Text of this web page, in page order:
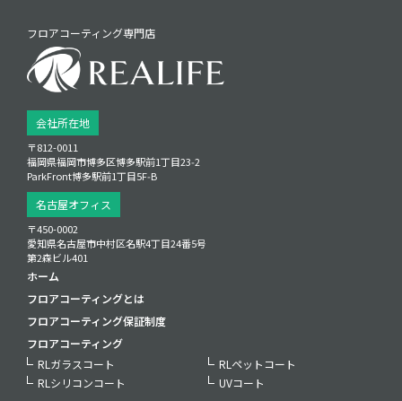
フロアコーティング専門店
会社所在地
〒812-0011
福岡県福岡市博多区博多駅前1丁目23‑2
ParkFront博多駅前1丁目5F‑B
名古屋オフィス
〒450-0002
愛知県名古屋市中村区名駅4丁目24番5号
第2森ビル401
ホーム
フロアコーティングとは
フロアコーティング保証制度
フロアコーティング
RLガラスコート
RLペットコート
RLシリコンコート
UVコート